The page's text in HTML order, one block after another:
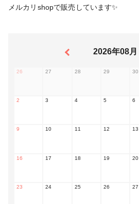
メルカリshopで販売しています✨
2026年08月
26 27 28 29 30
2 3 4 5 6
9 10 11 12 13
16 17 18 19 20
23 24 25 26 27